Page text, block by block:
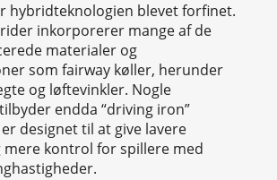
hybridteknologien blevet forfinet.
inkorporerer mange af de
materialer og
som fairway køller, herunder
og løftevinkler. Nogle
endda “driving iron”
designet til at give lavere
mere kontrol for spillere med